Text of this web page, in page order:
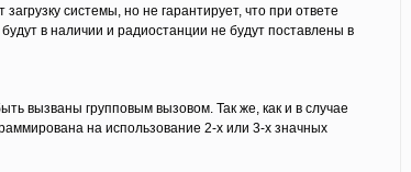
системы, но не гарантирует, что при ответе
в наличии и радиостанции не будут поставлены в
вызваны групповым вызовом. Так же, как и в случае
на использование 2-х или 3-х значных